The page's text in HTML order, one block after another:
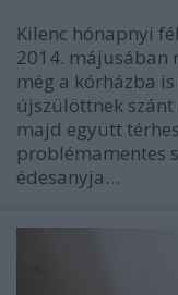
Kilenc hónapnyi
2014. májusában
még a kórházba
újszülöttnek
majd együtt
problémamentes
édesanyja…